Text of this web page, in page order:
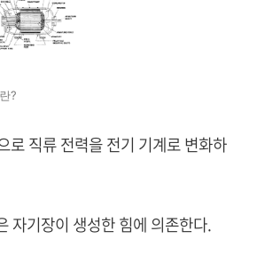
?
직류 전력을 전기 기계로 변화하
기장이 생성한 힘에 의존한다.